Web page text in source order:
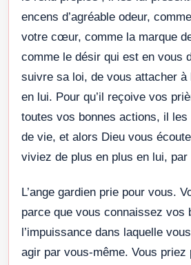
encens d’agréable odeur,
votre cœur, comme la marque
comme le désir qui est en vous
suivre sa loi, de vous attacher à
en lui. Pour qu’il reçoive vos
toutes vos bonnes actions, il
de vie, et alors Dieu vous
viviez de plus en plus en lui,
L’ange gardien prie pour vous.
parce que vous connaissez vos
l’impuissance dans laquelle
agir par vous-même. Vous priez